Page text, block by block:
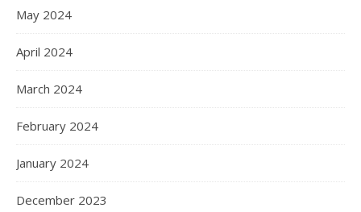
May 2024
April 2024
March 2024
February 2024
January 2024
December 2023